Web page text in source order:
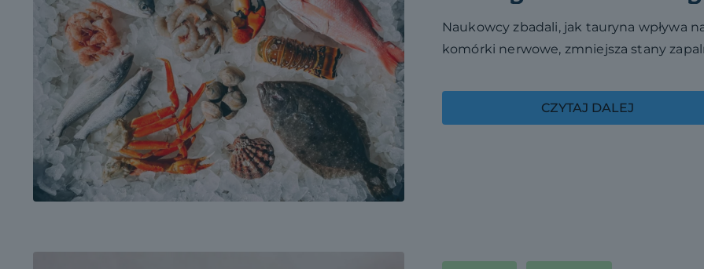
Naukowcy zbadali, jak tauryna wpływa
komórki nerwowe, zmniejsza stany
CZYTAJ DALEJ